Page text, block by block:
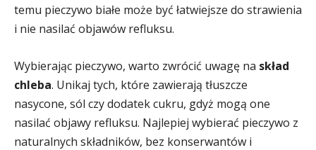
temu pieczywo białe może być łatwiejsze do strawienia
i nie nasilać objawów refluksu.
Wybierając pieczywo, warto zwrócić uwagę na skład
chleba. Unikaj tych, które zawierają tłuszcze
nasycone, sól czy dodatek cukru, gdyż mogą one
nasilać objawy refluksu. Najlepiej wybierać pieczywo z
naturalnych składników, bez konserwantów i